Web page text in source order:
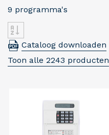
9 programma's
Cataloog downloaden
Toon alle 2243 producten